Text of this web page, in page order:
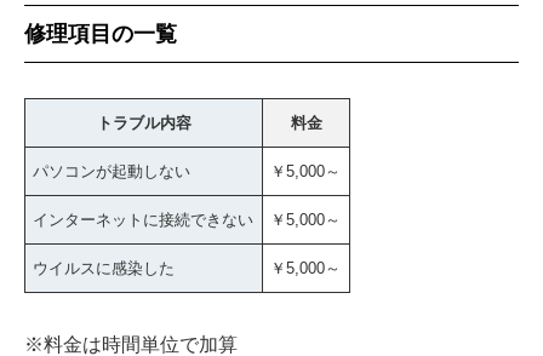
修理項目の一覧
トラブル内容 料金
パソコンが起動しない ￥5,000～
インターネットに接続できない ￥5,000～
ウイルスに感染した ￥5,000～
※料金は時間単位で加算